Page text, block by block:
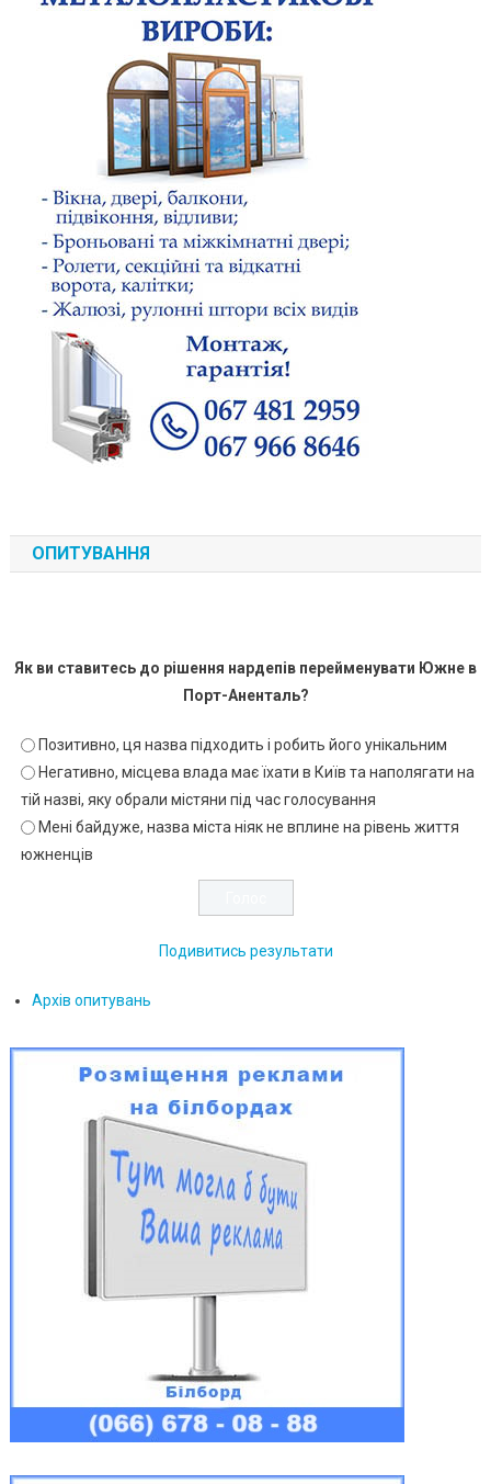
ОПИТУВАННЯ
Як ви ставитесь до рішення нардепів перейменувати Южне в
Порт-Аненталь?
Позитивно, ця назва підходить і робить його унікальним
Негативно, місцева влада має їхати в Київ та наполягати на
тій назві, яку обрали містяни під час голосування
Мені байдуже, назва міста ніяк не вплине на рівень життя
южненців
Подивитись результати
Архів опитувань